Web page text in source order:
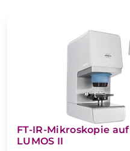
FT-IR-Mikroskopie
LUMOS II